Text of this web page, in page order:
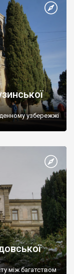
узбережжі
між багатством